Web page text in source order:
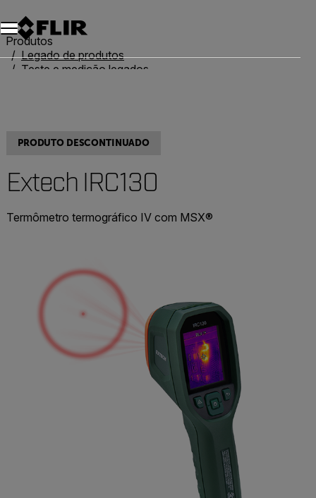
Produtos
Legado de produtos
Teste e medição legados
PRODUTO DESCONTINUADO
Extech IRC130
Termômetro termográfico IV com MSX®